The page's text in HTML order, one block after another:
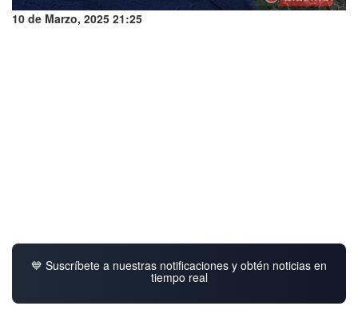
10 de Marzo, 2025 21:25
💙 Suscríbete a nuestras notificaciones y obtén noticias en
tiempo real